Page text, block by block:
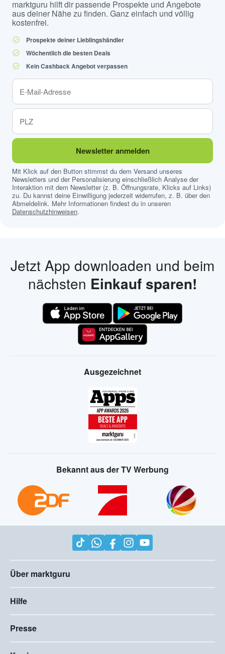
marktguru hilft dir passende Prospekte und Angebote
aus deiner Nähe zu finden. Ganz einfach und völlig
kostenfrei.
Prospekte deiner Lieblingshändler
Wöchentlich die besten Deals
Kein Cashback Angebot verpassen
Newsletter anmelden
Mit Klick auf den Button stimmst du dem Versand unseres
Newsletters und der Personalisierung einschließlich Analyse der
Interaktion mit dem Newsletter (z. B. Öffnungsrate, Klicks auf Links)
zu. Du kannst deine Einwilligung jederzeit widerrufen, z. B. über den
Abmeldelink. Mehr Informationen findest du in unseren
Datenschutzhinweisen.
Jetzt App downloaden und beim
nächsten Einkauf sparen!
Ausgezeichnet
Bekannt aus der TV Werbung
Über marktguru
Hilfe
Presse